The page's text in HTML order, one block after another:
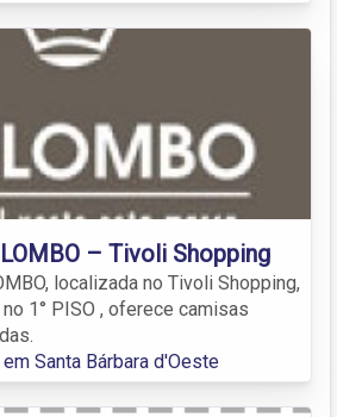
– Tivoli Shopping
localizada no Tivoli Shopping,
1° PISO , oferece camisas
Santa Bárbara d'Oeste